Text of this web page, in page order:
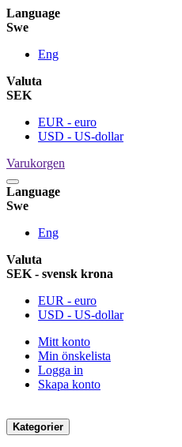
Language
Swe
Eng
Valuta
SEK
EUR - euro
USD - US-dollar
Varukorgen
Language
Swe
Eng
Valuta
SEK - svensk krona
EUR - euro
USD - US-dollar
Mitt konto
Min önskelista
Logga in
Skapa konto
Kategorier